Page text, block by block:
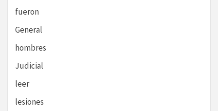
fueron
General
hombres
Judicial
leer
lesiones